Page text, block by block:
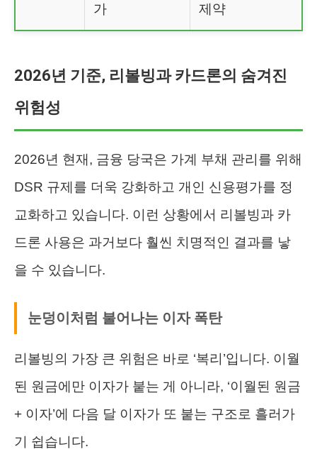
가
제약
2026년 기준, 리볼빙과 카드론의 숨겨진
위험성
2026년 현재, 금융 당국은 가계 부채 관리를 위해
DSR 규제를 더욱 강화하고 개인 신용평가를 정
교화하고 있습니다. 이런 상황에서 리볼빙과 카
드론 사용은 과거보다 훨씬 치명적인 결과를 낳
을 수 있습니다.
눈덩이처럼 불어나는 이자 폭탄
리볼빙의 가장 큰 위험은 바로 ‘복리’입니다. 이월
된 원금에만 이자가 붙는 게 아니라, ‘이월된 원금
+ 이자’에 다음 달 이자가 또 붙는 구조로 흘러가
기 쉽습니다.